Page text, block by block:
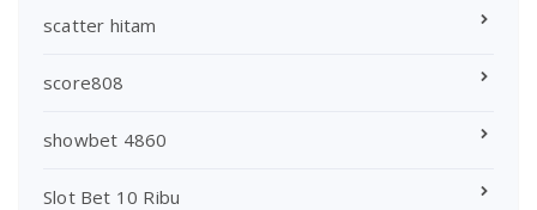
scatter hitam
score808
showbet 4860
Slot Bet 10 Ribu